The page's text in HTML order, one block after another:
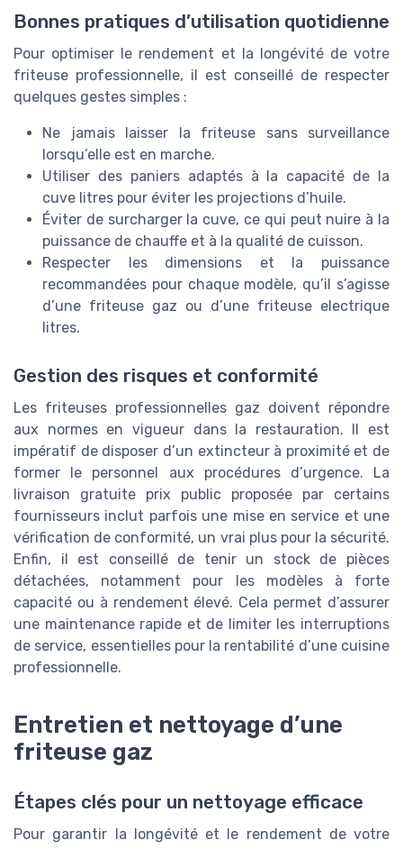
Bonnes pratiques d’utilisation quotidienne
Pour optimiser le rendement et la longévité de votre
friteuse professionnelle, il est conseillé de respecter
quelques gestes simples :
Ne jamais laisser la friteuse sans surveillance
lorsqu’elle est en marche.
Utiliser des paniers adaptés à la capacité de la
cuve litres pour éviter les projections d’huile.
Éviter de surcharger la cuve, ce qui peut nuire à la
puissance de chauffe et à la qualité de cuisson.
Respecter les dimensions et la puissance
recommandées pour chaque modèle, qu’il s’agisse
d’une friteuse gaz ou d’une friteuse electrique
litres.
Gestion des risques et conformité
Les friteuses professionnelles gaz doivent répondre
aux normes en vigueur dans la restauration. Il est
impératif de disposer d’un extincteur à proximité et de
former le personnel aux procédures d’urgence. La
livraison gratuite prix public proposée par certains
fournisseurs inclut parfois une mise en service et une
vérification de conformité, un vrai plus pour la sécurité.
Enfin, il est conseillé de tenir un stock de pièces
détachées, notamment pour les modèles à forte
capacité ou à rendement élevé. Cela permet d’assurer
une maintenance rapide et de limiter les interruptions
de service, essentielles pour la rentabilité d’une cuisine
professionnelle.
Entretien et nettoyage d’une
friteuse gaz
Étapes clés pour un nettoyage efficace
Pour garantir la longévité et le rendement de votre